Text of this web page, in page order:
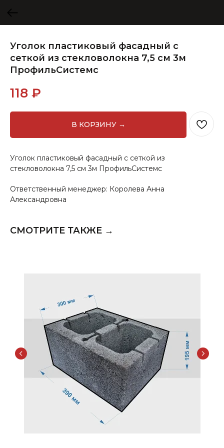
Уголок пластиковый фасадный с
сеткой из стекловолокна 7,5 см 3м
ПрофильСистемс
118 ₽
В КОРЗИНУ →
Уголок пластиковый фасадный с сеткой из
стекловолокна 7,5 см 3м ПрофильСистемс
Ответственный менеджер: Королева Анна
Александровна
СМОТРИТЕ ТАКЖЕ →